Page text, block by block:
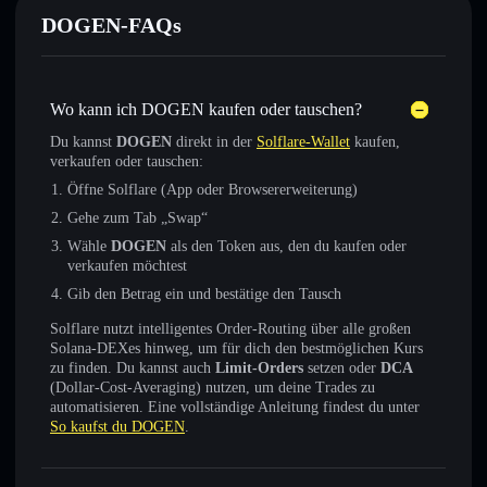
DOGEN-FAQs
Wo kann ich DOGEN kaufen oder tauschen?
Du kannst DOGEN direkt in der Solflare-Wallet kaufen,
verkaufen oder tauschen:
Öffne Solflare (App oder Browsererweiterung)
Gehe zum Tab „Swap“
Wähle DOGEN als den Token aus, den du kaufen oder
verkaufen möchtest
Gib den Betrag ein und bestätige den Tausch
Solflare nutzt intelligentes Order-Routing über alle großen
Solana-DEXes hinweg, um für dich den bestmöglichen Kurs
zu finden. Du kannst auch Limit-Orders setzen oder DCA
(Dollar-Cost-Averaging) nutzen, um deine Trades zu
automatisieren. Eine vollständige Anleitung findest du unter
So kaufst du DOGEN.